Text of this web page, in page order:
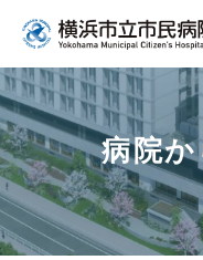
病院